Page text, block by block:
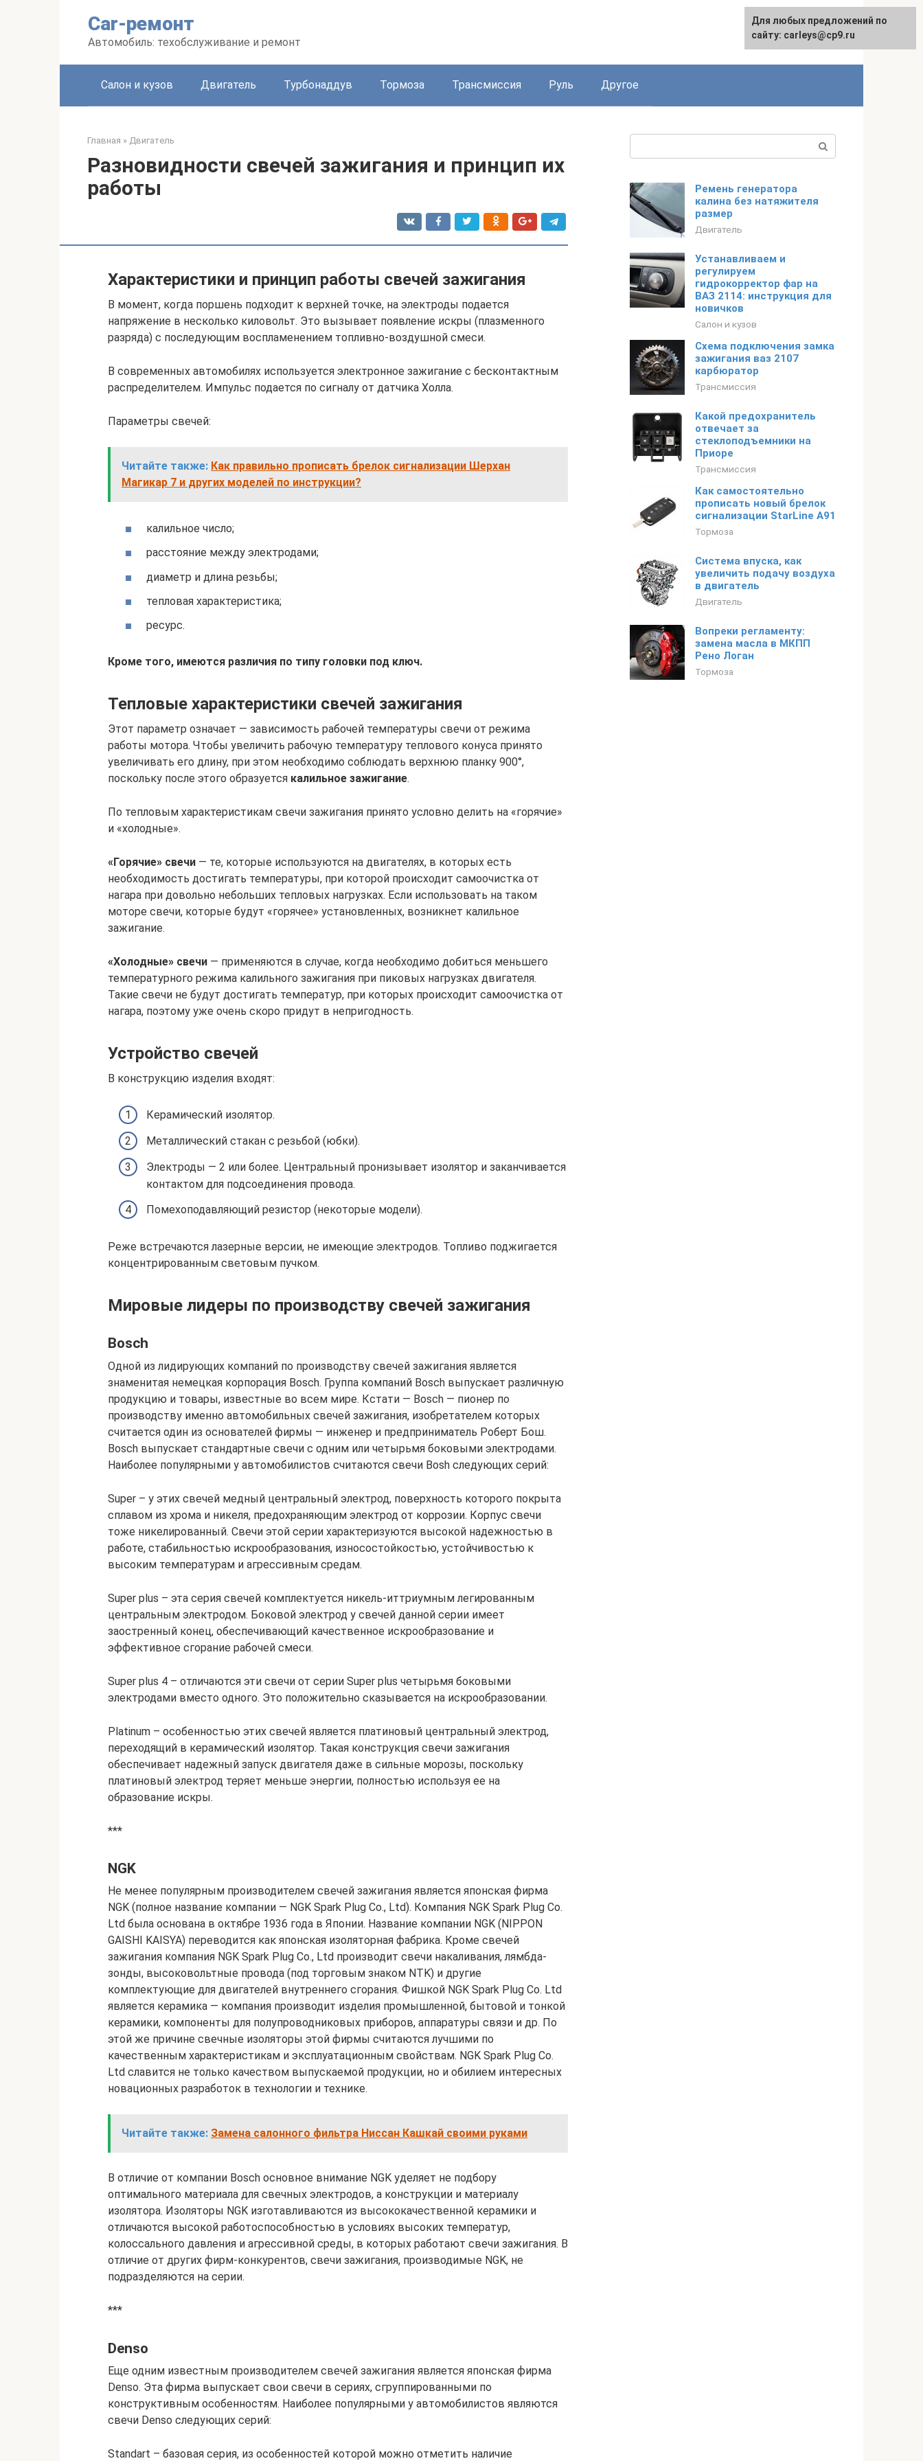
Car-ремонт
Автомобиль: техобслуживание и ремонт
Салон и кузов Двигатель Турбонаддув Тормоза Трансмиссия Руль Другое
Главная » Двигатель
Разновидности свечей зажигания и принцип их
работы
Характеристики и принцип работы свечей зажигания
В момент, когда поршень подходит к верхней точке, на электроды подается
напряжение в несколько киловольт. Это вызывает появление искры (плазменного
разряда) с последующим воспламенением топливно-воздушной смеси.
В современных автомобилях используется электронное зажигание с бесконтактным
распределителем. Импульс подается по сигналу от датчика Холла.
Параметры свечей:
Читайте также: Как правильно прописать брелок сигнализации Шерхан
Магикар 7 и других моделей по инструкции?
калильное число;
расстояние между электродами;
диаметр и длина резьбы;
тепловая характеристика;
ресурс.
Кроме того, имеются различия по типу головки под ключ.
Тепловые характеристики свечей зажигания
Этот параметр означает — зависимость рабочей температуры свечи от режима
работы мотора. Чтобы увеличить рабочую температуру теплового конуса принято
увеличивать его длину, при этом необходимо соблюдать верхнюю планку 900°,
поскольку после этого образуется калильное зажигание.
По тепловым характеристикам свечи зажигания принято условно делить на «горячие»
и «холодные».
«Горячие» свечи — те, которые используются на двигателях, в которых есть
необходимость достигать температуры, при которой происходит самоочистка от
нагара при довольно небольших тепловых нагрузках. Если использовать на таком
моторе свечи, которые будут «горячее» установленных, возникнет калильное
зажигание.
«Холодные» свечи — применяются в случае, когда необходимо добиться меньшего
температурного режима калильного зажигания при пиковых нагрузках двигателя.
Такие свечи не будут достигать температур, при которых происходит самоочистка от
нагара, поэтому уже очень скоро придут в непригодность.
Устройство свечей
В конструкцию изделия входят:
Керамический изолятор.
Металлический стакан с резьбой (юбки).
Электроды — 2 или более. Центральный пронизывает изолятор и заканчивается
контактом для подсоединения провода.
Помехоподавляющий резистор (некоторые модели).
Реже встречаются лазерные версии, не имеющие электродов. Топливо поджигается
концентрированным световым пучком.
Мировые лидеры по производству свечей зажигания
Bosch
Одной из лидирующих компаний по производству свечей зажигания является
знаменитая немецкая корпорация Bosch. Группа компаний Bosch выпускает различную
продукцию и товары, известные во всем мире. Кстати — Bosch — пионер по
производству именно автомобильных свечей зажигания, изобретателем которых
считается один из основателей фирмы — инженер и предприниматель Роберт Бош.
Bosch выпускает стандартные свечи с одним или четырьмя боковыми электродами.
Наиболее популярными у автомобилистов считаются свечи Bosh следующих серий:
Super – у этих свечей медный центральный электрод, поверхность которого покрыта
сплавом из хрома и никеля, предохраняющим электрод от коррозии. Корпус свечи
тоже никелированный. Свечи этой серии характеризуются высокой надежностью в
работе, стабильностью искрообразования, износостойкостью, устойчивостью к
высоким температурам и агрессивным средам.
Super plus – эта серия свечей комплектуется никель-иттриумным легированным
центральным электродом. Боковой электрод у свечей данной серии имеет
заостренный конец, обеспечивающий качественное искрообразование и
эффективное сгорание рабочей смеси.
Super plus 4 – отличаются эти свечи от серии Super plus четырьмя боковыми
электродами вместо одного. Это положительно сказывается на искрообразовании.
Platinum – особенностью этих свечей является платиновый центральный электрод,
переходящий в керамический изолятор. Такая конструкция свечи зажигания
обеспечивает надежный запуск двигателя даже в сильные морозы, поскольку
платиновый электрод теряет меньше энергии, полностью используя ее на
образование искры.
***
NGK
Не менее популярным производителем свечей зажигания является японская фирма
NGK (полное название компании — NGK Spark Plug Co., Ltd). Компания NGK Spark Plug Co.
Ltd была основана в октябре 1936 года в Японии. Название компании NGK (NIPPON
GAISHI KAISYA) переводится как японская изоляторная фабрика. Кроме свечей
зажигания компания NGK Spark Plug Co., Ltd производит свечи накаливания, лямбда-
зонды, высоковольтные провода (под торговым знаком NTK) и другие
комплектующие для двигателей внутреннего сгорания. Фишкой NGK Spark Plug Co. Ltd
является керамика — компания производит изделия промышленной, бытовой и тонкой
керамики, компоненты для полупроводниковых приборов, аппаратуры связи и др. По
этой же причине свечные изоляторы этой фирмы считаются лучшими по
качественным характеристикам и эксплуатационным свойствам. NGK Spark Plug Co.
Ltd славится не только качеством выпускаемой продукции, но и обилием интересных
новационных разработок в технологии и технике.
Читайте также: Замена салонного фильтра Ниссан Кашкай своими руками
В отличие от компании Bosch основное внимание NGK уделяет не подбору
оптимального материала для свечных электродов, а конструкции и материалу
изолятора. Изоляторы NGK изготавливаются из высококачественной керамики и
отличаются высокой работоспособностью в условиях высоких температур,
колоссального давления и агрессивной среды, в которых работают свечи зажигания. В
отличие от других фирм-конкурентов, свечи зажигания, производимые NGK, не
подразделяются на серии.
***
Denso
Еще одним известным производителем свечей зажигания является японская фирма
Denso. Эта фирма выпускает свои свечи в сериях, сгруппированными по
конструктивным особенностям. Наиболее популярными у автомобилистов являются
свечи Denso следующих серий:
Standart – базовая серия, из особенностей которой можно отметить наличие
Ремень генератора
калина без натяжителя
размер
Двигатель
Устанавливаем и
регулируем
гидрокорректор фар на
ВАЗ 2114: инструкция для
новичков
Салон и кузов
Схема подключения замка
зажигания ваз 2107
карбюратор
Трансмиссия
Какой предохранитель
отвечает за
стеклоподъемники на
Приоре
Трансмиссия
Как самостоятельно
прописать новый брелок
сигнализации StarLine A91
Тормоза
Система впуска, как
увеличить подачу воздуха
в двигатель
Двигатель
Вопреки регламенту:
замена масла в МКПП
Рено Логан
Тормоза
Для любых предложений по
сайту: carleys@cp9.ru